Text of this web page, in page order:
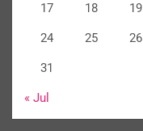
17 18 19
24 25 26
31
« Jul